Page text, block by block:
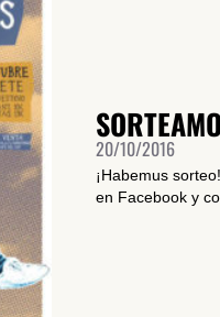
20/10/2016
¡Habemus
en Facebook y